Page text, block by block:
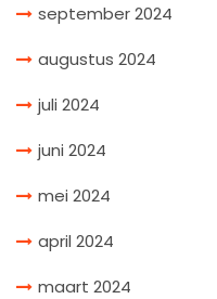
september 2024
augustus 2024
juli 2024
juni 2024
mei 2024
april 2024
maart 2024